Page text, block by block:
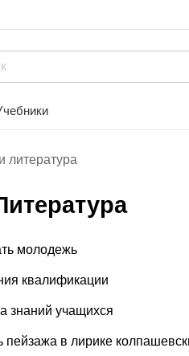
литература
молодежь
квалификации
учащихся
пейзажа в лирике